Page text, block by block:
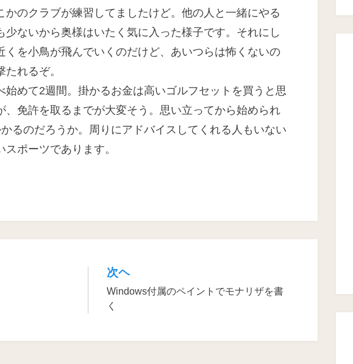
かのクラブが練習してましたけど。他の人と一緒にやる
少ないから奥様はいたく気に入った様子です。それにし
くを小鳥が飛んでいくのだけど、あいつらは怖くないの
れるぞ。
始めて2週間。掛かるお金は高いゴルフセットを買うと思
、免許を取るまでが大変そう。思い立ってから始められ
るのだろうか。周りにアドバイスしてくれる人もいない
ポーツであります。
次ヘ
Windows付属のペイントでモナリザを書
く